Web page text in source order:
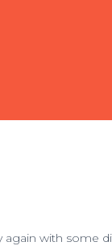
again with some